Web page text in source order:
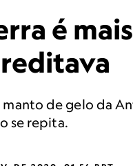
é
de gelo da
se repita.